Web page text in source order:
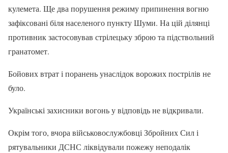
кулемета. Ще два порушення режиму припинення вогню
зафіксовані біля населеного пункту Шуми. На цій ділянці
противник застосовував стрілецьку зброю та підствольний
гранатомет.
Бойових втрат і поранень унаслідок ворожих пострілів не
було.
Українські захисники вогонь у відповідь не відкривали.
Окрім того, вчора військовослужбовці Збройних Сил і
рятувальники ДСНС ліквідували пожежу неподалік